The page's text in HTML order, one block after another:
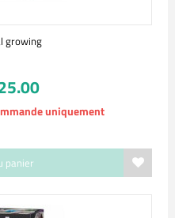
growing
uniquement
panier